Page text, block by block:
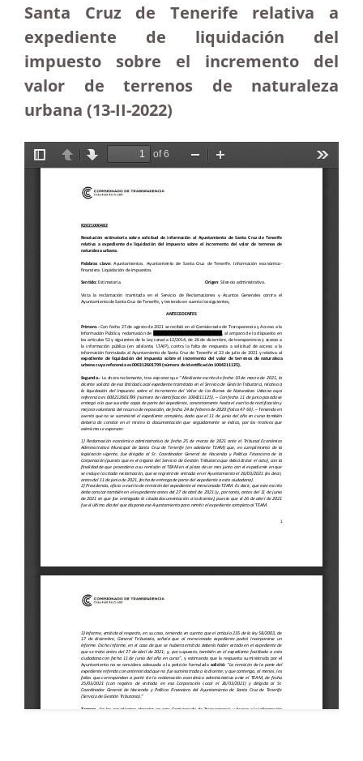
Santa Cruz de Tenerife relativa a
expediente de liquidación del
impuesto sobre el incremento del
valor de terrenos de naturaleza
urbana (13-II-2022)